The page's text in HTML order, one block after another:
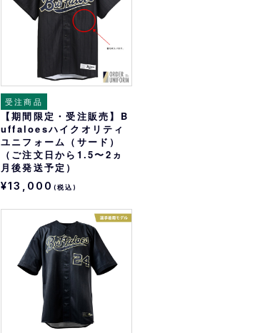
受注商品
【期間限定・受注販売】B
uffaloesハイクオリティ
ユニフォーム（サード）
（ご注文日から1.5〜2ヵ
月後発送予定）
¥13,000 (税込)